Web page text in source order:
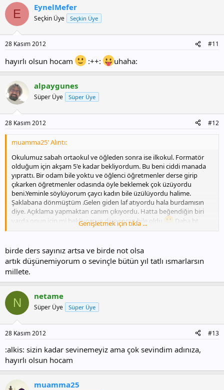
E EynelMefer
Seçkin Üye Seçkin Üye
28 Kasım 2012 #11
hayırlı olsun hocam :++: uhaha:
alpaygunes
Süper Üye Süper Üye
28 Kasım 2012 #12
muamma25' Alıntı:
Okulumuz sabah ortaokul ve öğleden sonra ise ilkokul. Formatör
olduğum için akşam 5'e kadar bekliyordum. Bu beni ciddi manada
yıprattı. Bir odam bile yoktu ve öğlenci öğretmenler derse girip
çıkarken öğretmenler odasında öyle beklemek çok üzüyordu
beni.Yeminle söylüyorum çaycı kadın bile üzülüyordu halime.
Şaklabana dönmüştüm .Gelen giden laf atıyordu hala burdamısın
diye. Açıklama yapmaktan canım çıkıyordu. Hatta beğendiğin biri
varda onun için mi bekliyorsun diye soran bile oldu
Daha bt
rehberlik olayı bile belli değilken içimden ahdettim. Eğer normal
yazım geldi ve gittim baklavayı aldım getirdim. Tabi nişanlandım
felan sandılar
ama asıl nedeni duyunca gülümsediler. hatta biri
5'e kadar durmak iğrenç olur dedi. bende tiksiniyordum zaten
dedim.
Formatorken içimden hiçbirşey yapmak gelmiyordu. Artık daha çok
gayret ediyorum
BİR DE ŞU NORM OLAYI ÇÖZÜLSÜN O OKULU TEKNOLOJİ ÜSSÜNE
ÇEVİRMEZSEM ADAM DEĞİLİM
Genişletmek için tıkla ...
birde ders sayınız artsa ve birde not olsa
artık düşünemiyorum o sevinçle bütün yıl tatlı ısmarlarsın
millete.
N netame
Süper Üye Süper Üye
28 Kasım 2012 #13
:alkis: sizin kadar sevinemeyiz ama çok sevindim adınıza,
hayırlı olsun hocam
muamma25